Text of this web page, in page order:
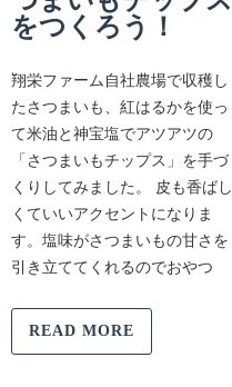
をつくろう！
翔栄ファーム自社農場で収穫し
たさつまいも、紅はるかを使っ
て米油と神宝塩でアツアツの
「さつまいもチップス」を手づ
くりしてみました。 皮も香ばし
くていいアクセントになりま
す。塩味がさつまいもの甘さを
引き立ててくれるのでおやつ
READ MORE